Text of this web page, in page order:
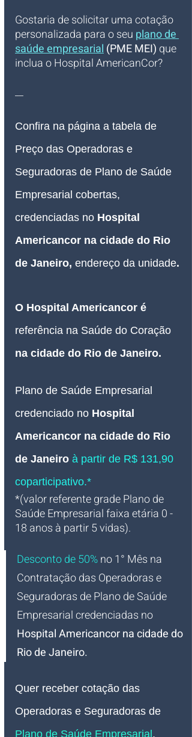
Gostaria de solicitar uma cotação
personalizada para o seu plano de
saúde empresarial (PME MEI) que
inclua o Hospital AmericanCor?
__
Confira na página a tabela de
Preço das Operadoras e
Seguradoras de Plano de Saúde
Empresarial cobertas,
credenciadas no Hospital
Americancor na cidade do Rio
de Janeiro, endereço da unidade.
O Hospital Americancor é
referência na Saúde do Coração
na cidade do Rio de Janeiro.
Plano de Saúde Empresarial
credenciado no Hospital
Americancor na cidade do Rio
de Janeiro à partir de R$ 131,90
coparticipativo.*
*(valor referente grade Plano de
Saúde Empresarial faixa etária 0 -
18 anos à partir 5 vidas).
Desconto de 50%no 1° Mês na
Contratação das Operadoras e
Seguradoras de Plano de Saúde
Empresarial credenciadas no
Hospital Americancor na cidade do
Rio de Janeiro.
Quer receber cotação das
Operadoras e Seguradoras de
Plano de Saúde Empresarial ,